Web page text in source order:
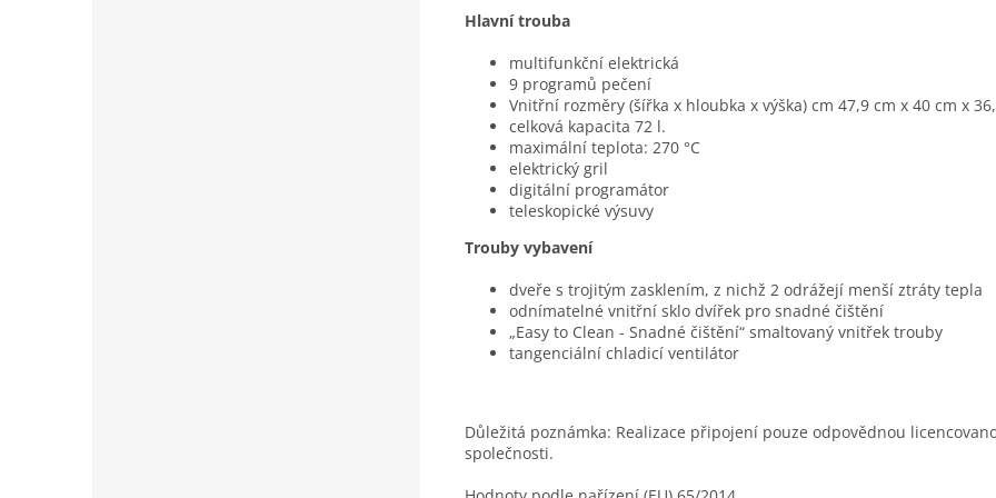
Hlavní trouba
multifunkční elektrická
9 programů pečení
Vnitřní rozměry (šířka x hloubka x výška) cm 47,9 cm x 40 cm x
celková kapacita 72 l.
maximální teplota: 270 °C
elektrický gril
digitální programátor
teleskopické výsuvy
Trouby vybavení
dveře s trojitým zasklením, z nichž 2 odrážejí menší ztráty tepla
odnímatelné vnitřní sklo dvířek pro snadné čištění
„Easy to Clean - Snadné čištění“ smaltovaný vnitřek trouby
tangenciální chladicí ventilátor
Důležitá poznámka: Realizace připojení pouze odpovědnou
společnosti.